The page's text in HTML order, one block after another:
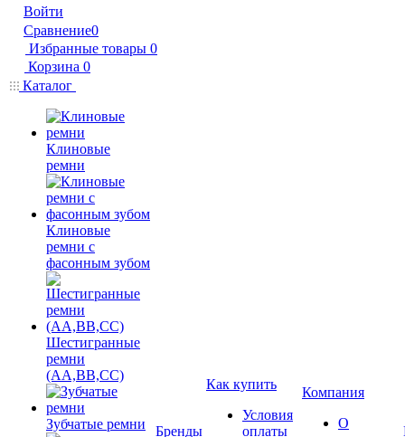
Войти
Сравнение0
Избранные товары 0
Корзина 0
Каталог
Клиновые
ремни
Клиновые
ремни с
фасонным зубом
Шестигранные
ремни
(AA,BB,CC)
Зубчатые ремни Бренды
Как купить
Условия
оплаты
Компания
О